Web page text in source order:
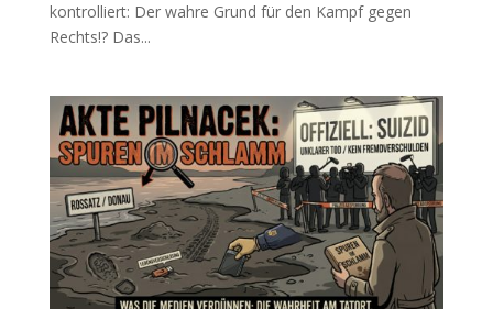
kon­trol­liert: Der wah­re Grund für den Kampf gegen
Rechts!? Das...